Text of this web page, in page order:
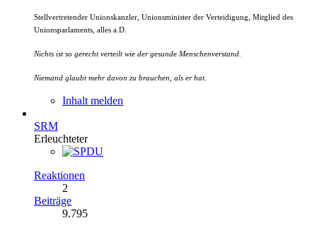
Stellvertretender Unionskanzler, Unionsminister der Verteidigung, Mitglied des
Unionsparlaments, alles a.D.
Nichts ist so gerecht verteilt wie der gesunde Menschenverstand.
Niemand glaubt mehr davon zu brauchen, als er hat.
Inhalt melden
SRM
Erleuchteter
Reaktionen
2
Beiträge
9.795